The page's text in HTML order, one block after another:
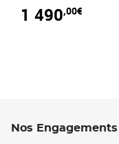
1 490,00€
Nos Engagements